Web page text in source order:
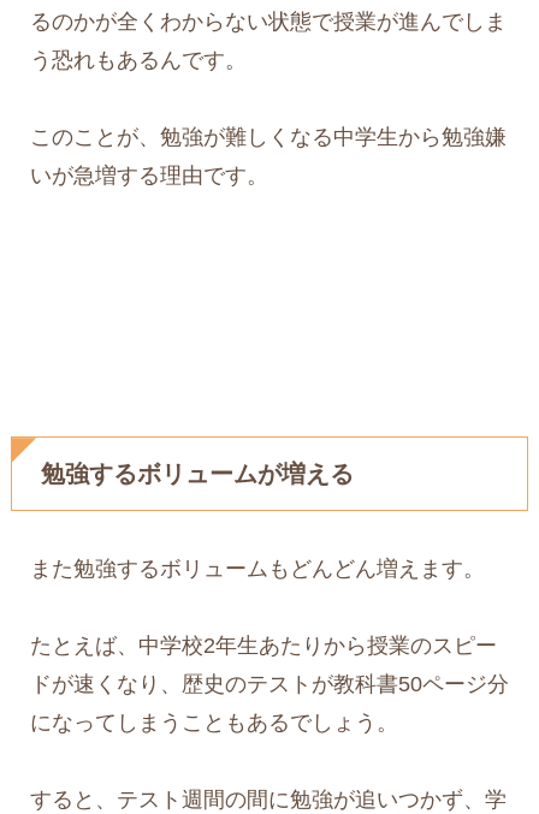
るのかが全くわからない状態で授業が進んでしま
う恐れもあるんです。
このことが、勉強が難しくなる中学生から勉強嫌
いが急増する理由です。
勉強するボリュームが増える
また勉強するボリュームもどんどん増えます。
たとえば、中学校2年生あたりから授業のスピー
ドが速くなり、歴史のテストが教科書50ページ分
になってしまうこともあるでしょう。
すると、テスト週間の間に勉強が追いつかず、学